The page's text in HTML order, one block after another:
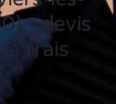
- devis
frais